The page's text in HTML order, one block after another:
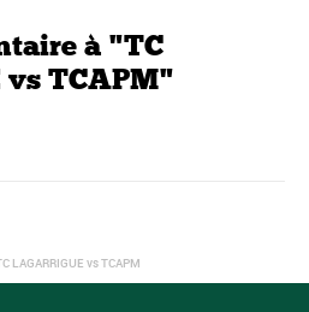
à "TC
vs TCAPM"
LAGARRIGUE vs TCAPM